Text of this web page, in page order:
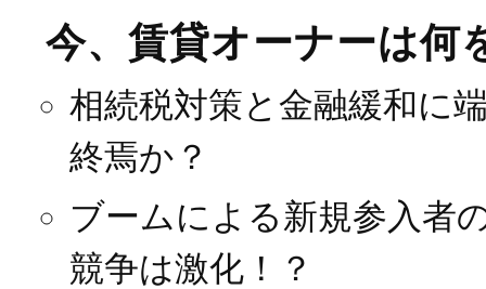
今、賃貸オーナーは何
相続税対策と金融緩和に
終焉か？
ブームによる新規参入者
競争は激化！？